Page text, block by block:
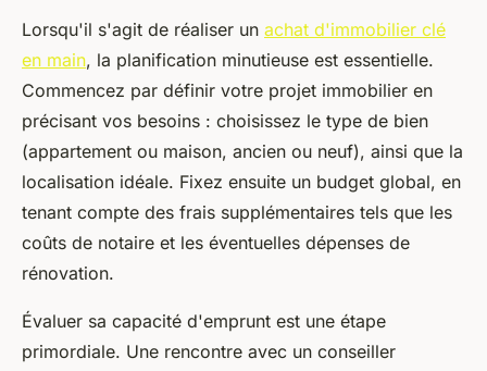
Lorsqu'il s'agit de réaliser un achat d'immobilier clé
en main, la planification minutieuse est essentielle.
Commencez par définir votre projet immobilier en
précisant vos besoins : choisissez le type de bien
(appartement ou maison, ancien ou neuf), ainsi que la
localisation idéale. Fixez ensuite un budget global, en
tenant compte des frais supplémentaires tels que les
coûts de notaire et les éventuelles dépenses de
rénovation.
Évaluer sa capacité d'emprunt est une étape
primordiale. Une rencontre avec un conseiller